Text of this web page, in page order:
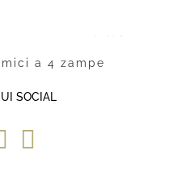
a 4 zampe
SOCIAL